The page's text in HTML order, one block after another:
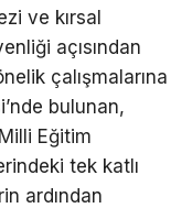
ve kırsal
açısından
çalışmalarına
bulunan,
Eğitim
tek katlı
ardından